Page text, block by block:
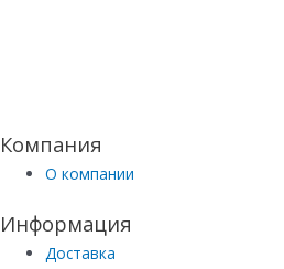
Компания
О компании
Информация
Доставка